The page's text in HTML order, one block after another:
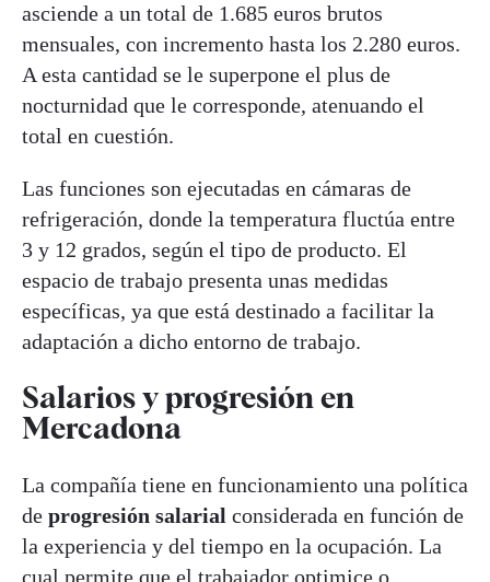
asciende a un total de 1.685 euros brutos
mensuales, con incremento hasta los 2.280 euros.
A esta cantidad se le superpone el plus de
nocturnidad que le corresponde, atenuando el
total en cuestión.
Las funciones son ejecutadas en cámaras de
refrigeración, donde la temperatura fluctúa entre
3 y 12 grados, según el tipo de producto. El
espacio de trabajo presenta unas medidas
específicas, ya que está destinado a facilitar la
adaptación a dicho entorno de trabajo.
Salarios y progresión en
Mercadona
La compañía tiene en funcionamiento una política
de progresión salarial considerada en función de
la experiencia y del tiempo en la ocupación. La
cual permite que el trabajador optimice o